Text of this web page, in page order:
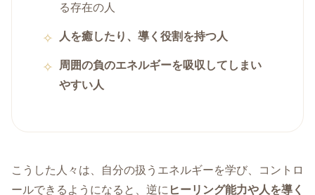
る存在の人
人を癒したり、導く役割を持つ人
周囲の負のエネルギーを吸収してしまい
やすい人
こうした人々は、自分の扱うエネルギーを学び、コントロ
ールできるようになると、逆に ヒーリング能力や人を導く